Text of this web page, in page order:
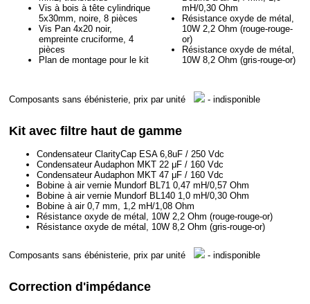
Vis à bois à tête cylindrique
5x30mm, noire, 8 pièces
Vis Pan 4x20 noir,
empreinte cruciforme, 4
pièces
Plan de montage pour le kit
mH/0,30 Ohm
Résistance oxyde de métal,
10W 2,2 Ohm (rouge-rouge-
or)
Résistance oxyde de métal,
10W 8,2 Ohm (gris-rouge-or)
Composants sans ébénisterie, prix par unité - indisponible
Kit avec filtre haut de gamme
Condensateur ClarityCap ESA 6,8uF / 250 Vdc
Condensateur Audaphon MKT 22 μF / 160 Vdc
Condensateur Audaphon MKT 47 μF / 160 Vdc
Bobine à air vernie Mundorf BL71 0,47 mH/0,57 Ohm
Bobine à air vernie Mundorf BL140 1,0 mH/0,30 Ohm
Bobine à air 0,7 mm, 1,2 mH/1,08 Ohm
Résistance oxyde de métal, 10W 2,2 Ohm (rouge-rouge-or)
Résistance oxyde de métal, 10W 8,2 Ohm (gris-rouge-or)
Composants sans ébénisterie, prix par unité - indisponible
Correction d'impédance